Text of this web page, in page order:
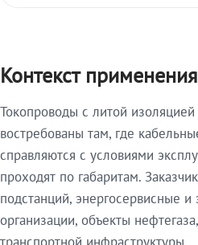
Контекст применения
Токопроводы с литой изоляцией
востребованы там, где
справляются с условиями
проходят по габаритам.
подстанций, энергосервисные
организации, объекты